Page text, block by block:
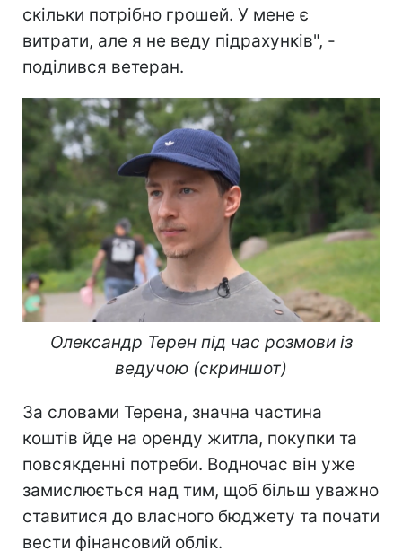
скільки потрібно грошей. У мене є
витрати, але я не веду підрахунків", -
поділився ветеран.
Олександр Терен під час розмови із
ведучою (скриншот)
За словами Терена, значна частина
коштів йде на оренду житла, покупки та
повсякденні потреби. Водночас він уже
замислюється над тим, щоб більш уважно
ставитися до власного бюджету та почати
вести фінансовий облік.